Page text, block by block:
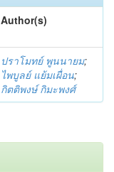
Author(s)
ปราโมทย์ พูนนายม;
ไพบูลย์ แย้มเผื่อน;
กิตติพงษ์ กิมะพงศ์